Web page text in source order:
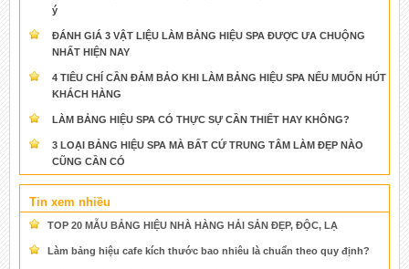
ý
ĐÁNH GIÁ 3 VẬT LIỆU LÀM BẢNG HIỆU SPA ĐƯỢC ƯA CHUỘNG
NHẤT HIỆN NAY
4 TIÊU CHÍ CẦN ĐẢM BẢO KHI LÀM BẢNG HIỆU SPA NẾU MUỐN HÚT
KHÁCH HÀNG
LÀM BẢNG HIỆU SPA CÓ THỰC SỰ CẦN THIẾT HAY KHÔNG?
3 LOẠI BẢNG HIỆU SPA MÀ BẤT CỨ TRUNG TÂM LÀM ĐẸP NÀO
CŨNG CẦN CÓ
Tin xem nhiều
TOP 20 MẪU BẢNG HIỆU NHÀ HÀNG HẢI SẢN ĐẸP, ĐỘC, LẠ
Làm bảng hiệu cafe kích thước bao nhiêu là chuẩn theo quy định?